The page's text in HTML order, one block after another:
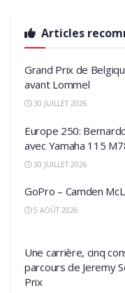
Articles
Grand Prix de
avant Lommel
30 JUILLET 2026
Europe 250:
avec Yamaha 115
30 JUILLET 2026
GoPro – Camden
5 AOÛT 2026
Une carrière, cinq
parcours de Jeremy
Prix